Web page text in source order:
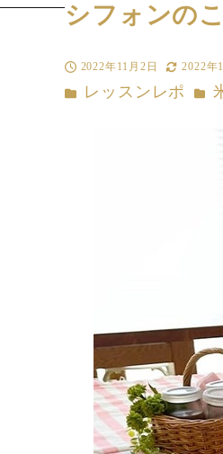
シフォンの
投稿日
2022年11月2日
更新日
2022年
カテゴリー
レッスンレポ カテ